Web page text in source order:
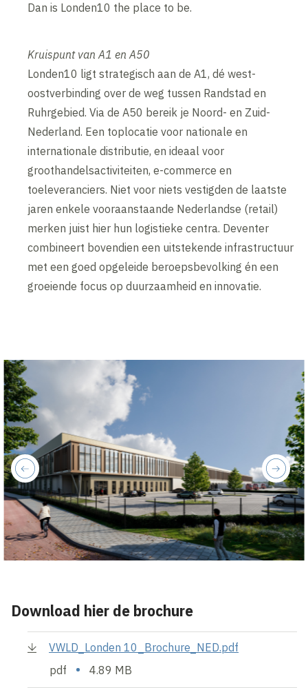
Dan is Londen10 the place to be.
Kruispunt van A1 en A50
Londen10 ligt strategisch aan de A1, dé west-
oostverbinding over de weg tussen Randstad en
Ruhrgebied. Via de A50 bereik je Noord- en Zuid-
Nederland. Een toplocatie voor nationale en
internationale distributie, en ideaal voor
groothandelsactiviteiten, e-commerce en
toeleveranciers. Niet voor niets vestigden de laatste
jaren enkele vooraanstaande Nederlandse (retail)
merken juist hier hun logistieke centra. Deventer
combineert bovendien een uitstekende infrastructuur
met een goed opgeleide beroepsbevolking én een
groeiende focus op duurzaamheid en innovatie.
next
previous
Download hier de brochure
VWLD_Londen 10_Brochure_NED.pdf
pdf
• 4.89 MB